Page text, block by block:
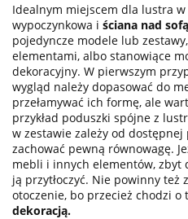
Idealnym miejscem dla lustra
wypoczynkowa i ściana nad sofą
pojedyncze modele lub
elementami, albo stanowiące
dekoracyjny. W pierwszym
wygląd należy dopasować do
przełamywać ich formę, ale
przykład poduszki spójne z
w zestawie zależy od
zachować pewną równowagę.
mebli i innych elementów, zbyt
ją przytłoczyć. Nie powinny też
otoczenie, bo przecież chodzi o
dekoracją.